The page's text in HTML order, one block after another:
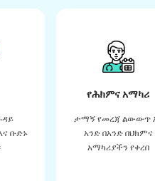
ቡድኑ
የሕክምና አማካሪ
ታማኝ የመረጃ ልውውጥ
አንድ በአንድ በህክምና
አማካሪያችን የቀረበ